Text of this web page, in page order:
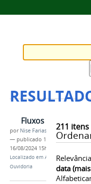
211
Relevância
data
Fluxos
por Nise Farias Braga
— publicado 19/05/2020 —
16/08/2024 15h46
Localizado em Acesso à Informação
Ouvidoria